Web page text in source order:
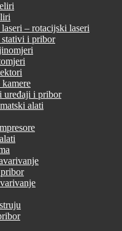
– rotacijski laseri
i pribor
uređaji i pribor
alati